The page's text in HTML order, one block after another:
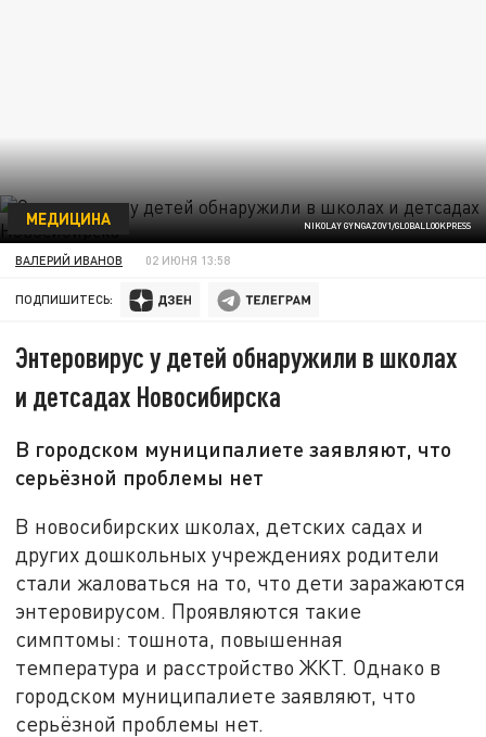
NIKOLAY GYNGAZOV1/GLOBALLOOKPRESS
МЕДИЦИНА
ВАЛЕРИЙ ИВАНОВ 02 ИЮНЯ 13:58
ПОДПИШИТЕСЬ:
Энтеровирус у детей обнаружили в школах
и детсадах Новосибирска
В городском муниципалиете заявляют, что
серьёзной проблемы нет
В новосибирских школах, детских садах и
других дошкольных учреждениях родители
стали жаловаться на то, что дети заражаются
энтеровирусом. Проявляются такие
симптомы: тошнота, повышенная
температура и расстройство ЖКТ. Однако в
городском муниципалиете заявляют, что
серьёзной проблемы нет.